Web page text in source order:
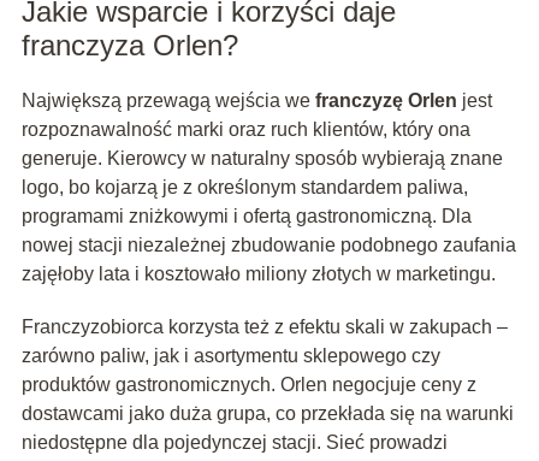
Jakie wsparcie i korzyści daje
franczyza Orlen?
Największą przewagą wejścia we franczyzę Orlen jest
rozpoznawalność marki oraz ruch klientów, który ona
generuje. Kierowcy w naturalny sposób wybierają znane
logo, bo kojarzą je z określonym standardem paliwa,
programami zniżkowymi i ofertą gastronomiczną. Dla
nowej stacji niezależnej zbudowanie podobnego zaufania
zajęłoby lata i kosztowało miliony złotych w marketingu.
Franczyzobiorca korzysta też z efektu skali w zakupach –
zarówno paliw, jak i asortymentu sklepowego czy
produktów gastronomicznych. Orlen negocjuje ceny z
dostawcami jako duża grupa, co przekłada się na warunki
niedostępne dla pojedynczej stacji. Sieć prowadzi